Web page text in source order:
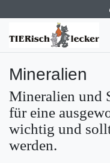
Mineralien
Mineralien und
für eine
wichtig und
werden.